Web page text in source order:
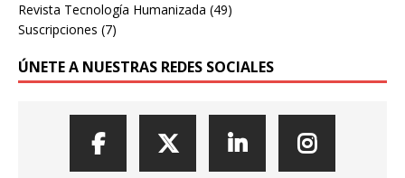
Revista Tecnología Humanizada (49)
Suscripciones (7)
ÚNETE A NUESTRAS REDES SOCIALES